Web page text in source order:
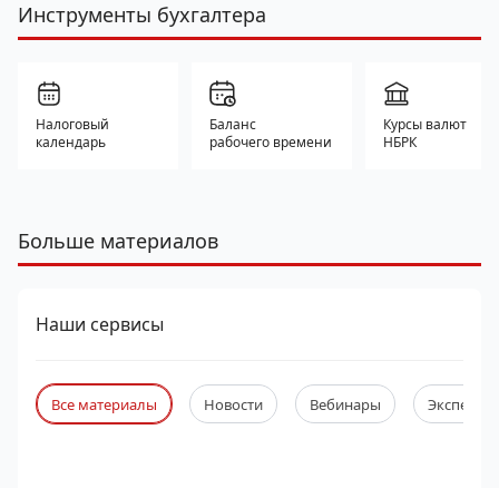
Инструменты бухгалтера
Налоговый
календарь
Баланс
рабочего времени
Курсы валют
НБРК
Больше материалов
Наши сервисы
Все материалы Новости Вебинары